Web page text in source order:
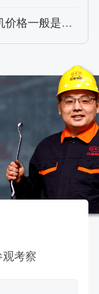
一般是多少
考察